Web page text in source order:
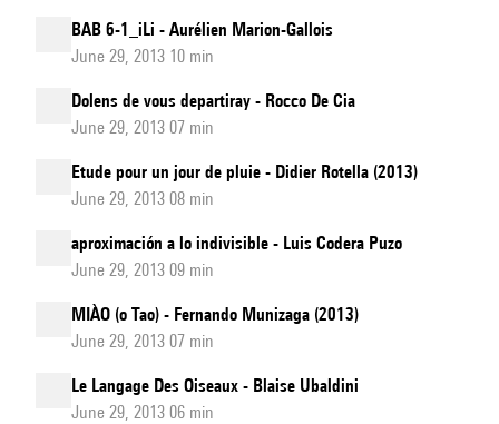
BAB 6-1_iLi - Aurélien Marion-Gallois
June 29, 2013 10 min
Dolens de vous departiray - Rocco De Cia
June 29, 2013 07 min
Etude pour un jour de pluie - Didier Rotella (2013)
June 29, 2013 08 min
aproximación a lo indivisible - Luis Codera Puzo
June 29, 2013 09 min
MIÀO (o Tao) - Fernando Munizaga (2013)
June 29, 2013 07 min
Le Langage Des Oiseaux - Blaise Ubaldini
June 29, 2013 06 min